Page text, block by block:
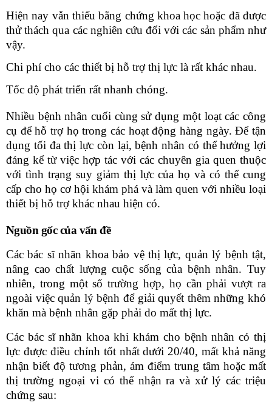
Hiện nay vẫn thiếubằng chứng khoa học hoặc đã được
thử tháchqua các nghiên cứu đối với các sản phẩm như
vậy.
Chi phí cho các thiết bị hỗ trợ thị lực là rất khác nhau.
Tốc độ phát triển rất nhanh chóng.
Nhiều bệnh nhân cuối cùng sử dụng một loạt các công
cụ để hỗ trợ họ trong các hoạt động hàng ngày. Để tận
dụng tối đa thị lực còn lại, bệnh nhân có thể hưởng lợi
đáng kể từ việc hợp tác với các chuyên gia quen thuộc
với tình trạng suy giảm thị lực của họ và có thể cung
cấp cho họ cơ hội khám phá và làm quen với nhiều loại
thiết bị hỗ trợ khác nhau hiện có.
Nguồn gốc của vấn đề
Các bác sĩ nhãn khoa bảo vệ thị lực, quản lý bệnh tật,
nâng cao chất lượng cuộc sống của bệnh nhân. Tuy
nhiên, trong một số trường hợp, họ cần phải vượt ra
ngoài việc quản lý bệnh để giải quyết thêm những khó
khăn mà bệnh nhân gặp phải do mất thị lực.
Các bác sĩ nhãn khoa khi khám cho bệnh nhân có thị
lực được điều chỉnh tốt nhất dưới 20/40, mất khả năng
nhận biết độ tương phản, ám điểm trung tâm hoặc mất
thị trường ngoại vi có thể nhận ra và xử lý các triệu
chứng sau: